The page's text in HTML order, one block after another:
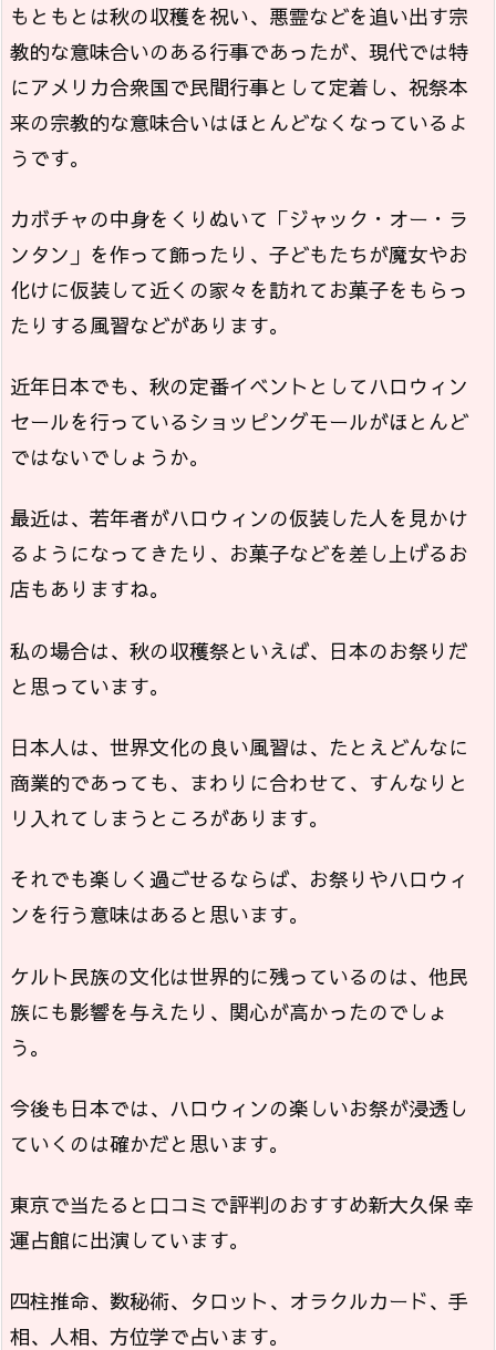
もともとは秋の収穫を祝い、悪霊などを追い出す宗
教的な意味合いのある行事であったが、現代では特
にアメリカ合衆国で民間行事として定着し、祝祭本
来の宗教的な意味合いはほとんどなくなっているよ
うです。
カボチャの中身をくりぬいて「ジャック・オー・ラ
ンタン」を作って飾ったり、子どもたちが魔女やお
化けに仮装して近くの家々を訪れてお菓子をもらっ
たりする風習などがあります。
近年日本でも、秋の定番イベントとしてハロウィン
セールを行っているショッピングモールがほとんど
ではないでしょうか。
最近は、若年者がハロウィンの仮装した人を見かけ
るようになってきたり、お菓子などを差し上げるお
店もありますね。
私の場合は、秋の収穫祭といえば、日本のお祭りだ
と思っています。
日本人は、世界文化の良い風習は、たとえどんなに
商業的であっても、まわりに合わせて、すんなりと
リ入れてしまうところがあります。
それでも楽しく過ごせるならば、お祭りやハロウィ
ンを行う意味はあると思います。
ケルト民族の文化は世界的に残っているのは、他民
族にも影響を与えたり、関心が高かったのでしょ
う。
今後も日本では、ハロウィンの楽しいお祭が浸透し
ていくのは確かだと思います。
東京で当たると口コミで評判のおすすめ新大久保 幸
運占館に出演しています。
四柱推命、数秘術、タロット、オラクルカード、手
相、人相、方位学で占います。